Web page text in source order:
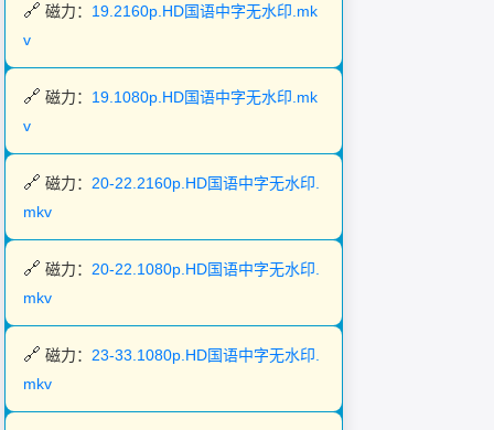
磁力： 19.2160p.HD国语中字无水印.mk
v
磁力： 19.1080p.HD国语中字无水印.mk
v
磁力： 20-22.2160p.HD国语中字无水印.
mkv
磁力： 20-22.1080p.HD国语中字无水印.
mkv
磁力： 23-33.1080p.HD国语中字无水印.
mkv